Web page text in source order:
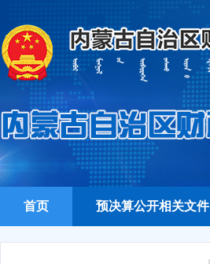
首页 预决算公开相关文件